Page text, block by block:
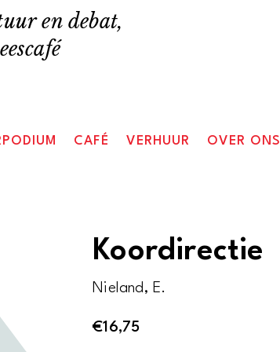
en debat,
CAFÉ VERHUUR OVER ONS
Koordirectie
Nieland, E.
€16,75